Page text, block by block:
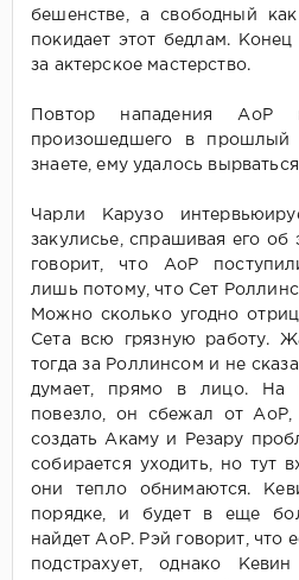
бешенстве, а свободный
покидает этот бедлам. Конец
за актерское мастерство.
Повтор нападения АоР
произошедшего в прошлый
знаете, ему удалось
Чарли Карузо
закулисье, спрашивая его об
говорит, что АоР
лишь потому, что Сет Роллинс
Можно сколько угодно
Сета всю грязную работу.
тогда за Роллинсом и не
думает, прямо в лицо. На
повезло, он сбежал от АоР,
создать Акаму и Резару
собирается уходить, но тут
они тепло обнимаются.
порядке, и будет в еще
найдет АоР. Рэй говорит, что
подстрахует, однако